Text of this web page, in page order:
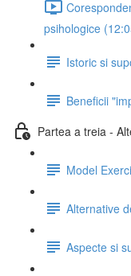
psihologice
Istoric si
Beneficii
Partea a treia -
Model
Alternative
Aspecte si